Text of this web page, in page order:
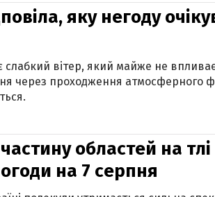
яку негоду
слабкий вітер, який майже не
через проходження атмосферного
областей на тлі
на 7 серпня